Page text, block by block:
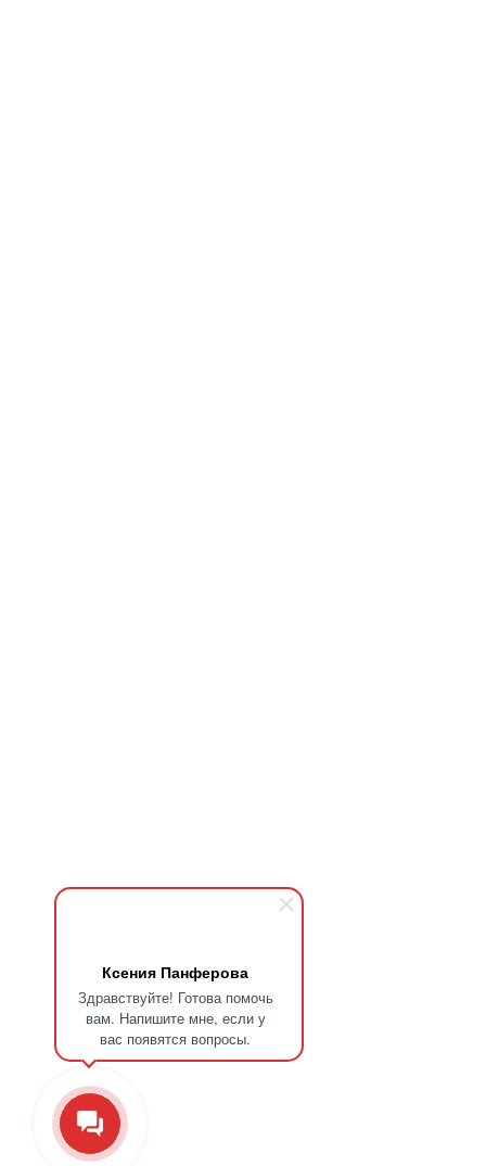
Ксения Панферова
Здравствуйте! Готова помочь
вам. Напишите мне, если у
вас появятся вопросы.